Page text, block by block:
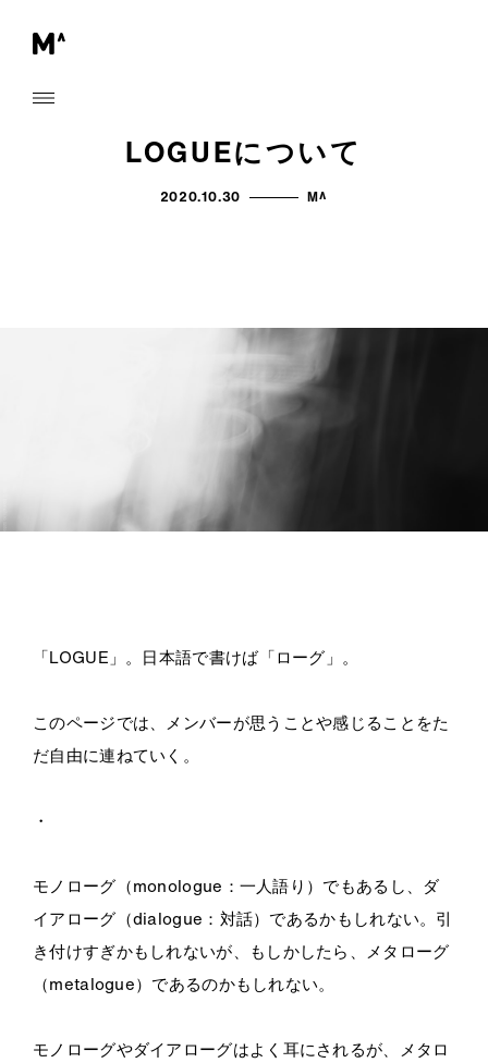
LOGUEについて
2020.10.30 M^
「LOGUE」。日本語で書けば「ローグ」。
このページでは、メンバーが思うことや感じることをた
だ自由に連ねていく。
・
モノローグ（monologue：一人語り）でもあるし、ダ
イアローグ（dialogue：対話）であるかもしれない。引
き付けすぎかもしれないが、もしかしたら、メタローグ
（metalogue）であるのかもしれない。
モノローグやダイアローグはよく耳にされるが、メタロ